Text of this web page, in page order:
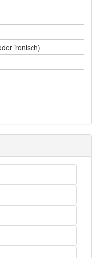
ironisch)